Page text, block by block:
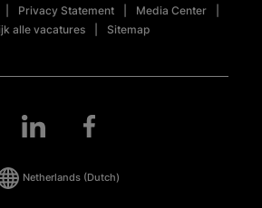
Privacy Statement
Media Center
alle vacatures
Sitemap
Netherlands (Dutch)